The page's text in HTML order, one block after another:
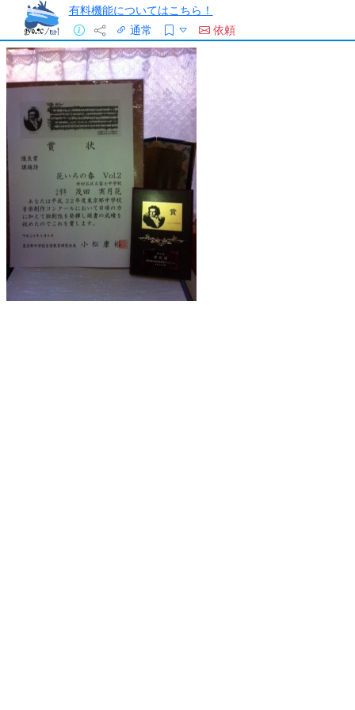
有料機能についてはこちら！
通常
依頼